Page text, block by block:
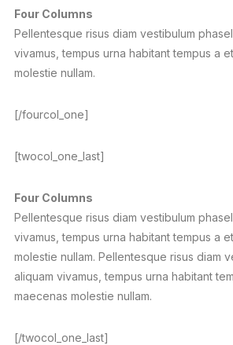
Four Columns
Pellentesque risus diam vestibulum
vivamus, tempus urna habitant tempus a
molestie nullam.
[/fourcol_one]
[twocol_one_last]
Four Columns
Pellentesque risus diam vestibulum
vivamus, tempus urna habitant tempus a
molestie nullam. Pellentesque risus diam
aliquam vivamus, tempus urna habitant
maecenas molestie nullam.
[/twocol_one_last]